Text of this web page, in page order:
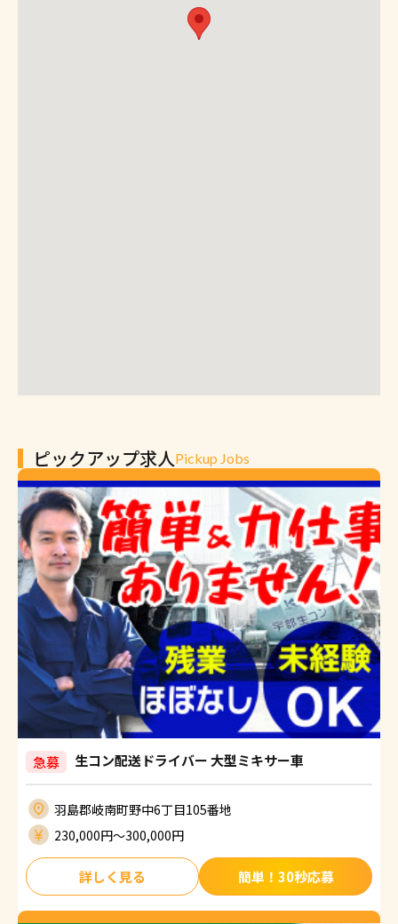
ピックアップ求人Pickup Jobs
急募 生コン配送ドライバー 大型ミキサー車
羽島郡岐南町野中6丁目105番地
230,000円〜300,000円
詳しく見る 簡単！30秒応募